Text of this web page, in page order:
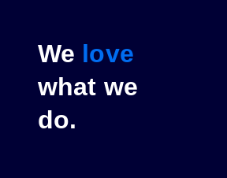
We love
what we
do.